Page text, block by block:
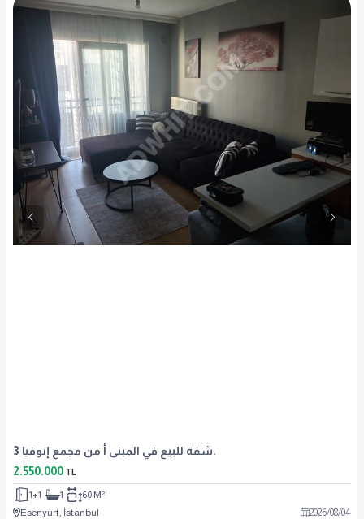
شقة للبيع في المبنى أ من مجمع إنوفيا 3.
2.550.000 TL
1+1 1
60 M²
Esenyurt, İstanbul
2026/08/04